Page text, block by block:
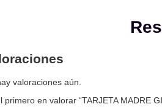
valoraciones aún.
primero en valorar “TARJETA MADRE